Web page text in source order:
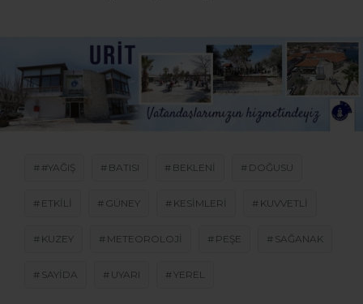
#YAĞIŞ BATISI BEKLENI DOĞUSU
ETKILI GÜNEY KESIMLERI KUVVETLI
KUZEY METEOROLOJI PEŞE SAĞANAK
SAYIDA UYARI YEREL